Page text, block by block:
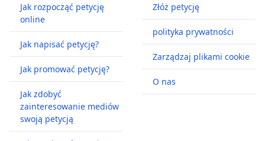
Jak rozpocząć petycję
online
Jak napisać petycję?
Jak promować petycję?
Jak zdobyć
zainteresowanie mediów
swoją petycją
Złóż petycję
polityka prywatności
Zarządzaj plikami cookie
O nas